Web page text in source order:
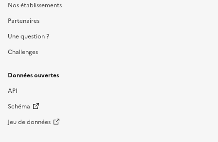
Nos établissements
Partenaires
Une question ?
Challenges
Données ouvertes
API
Schéma
Jeu de données